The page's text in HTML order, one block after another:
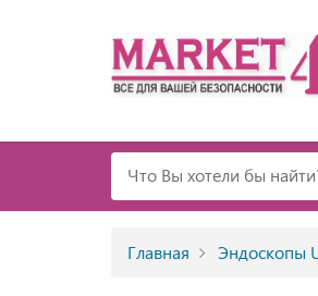
Главная Эндоскопы